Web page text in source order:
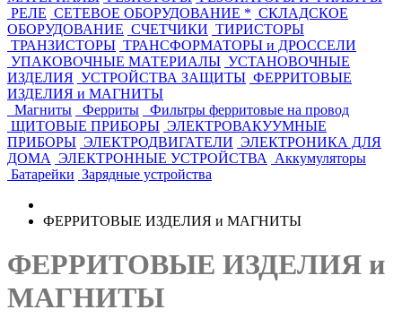
РЕЛЕ СЕТЕВОЕ ОБОРУДОВАНИЕ * СКЛАДСКОЕ
ОБОРУДОВАНИЕ СЧЕТЧИКИ ТИРИСТОРЫ
ТРАНЗИСТОРЫ ТРАНСФОРМАТОРЫ и ДРОССЕЛИ
УПАКОВОЧНЫЕ МАТЕРИАЛЫ УСТАНОВОЧНЫЕ
ИЗДЕЛИЯ УСТРОЙСТВА ЗАЩИТЫ ФЕРРИТОВЫЕ
ИЗДЕЛИЯ и МАГНИТЫ
Магниты
Ферриты
Фильтры ферритовые на провод
ЩИТОВЫЕ ПРИБОРЫ ЭЛЕКТРОВАКУУМНЫЕ
ПРИБОРЫ ЭЛЕКТРОДВИГАТЕЛИ ЭЛЕКТРОНИКА ДЛЯ
ДОМА ЭЛЕКТРОННЫЕ УСТРОЙСТВА
Аккумуляторы
Батарейки Зарядные устройства
ФЕРРИТОВЫЕ ИЗДЕЛИЯ и МАГНИТЫ
ФЕРРИТОВЫЕ ИЗДЕЛИЯ и
МАГНИТЫ